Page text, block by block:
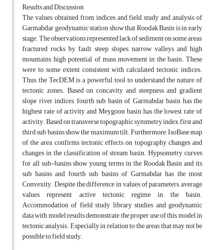
Results and Discussion
The values obtained from indices and field study and analysis of
Garmabdar geodynamic station show that Roodak Basin is in early
stage. The observations represented lack of sediment on some areas,
fractured rocks by fault, steep slopes, narrow valleys and high
mountains, high potential of mass movement in the basin. These
were to some extent consistent with calculated tectonic indices.
Thus, the TecDEM is a powerful tool to understand the nature of
tectonic zones. Based on concavity and steepness and gradient
slope river indices, fourth sub basin of Garmabdar basin has the
highest rate of activity and Meygoon basin has the lowest rate of
activity. Based on transverse topographic symmetry index, first and
third sub basins show the maximum tilt. Furthermore, IsoBase map
of the area confirms tectonic effects on topography changes and
changes in the classification of stream basin. Hypsometry curves
for all sub-basins show young terms in the Roodak Basin and its
sub basins and fourth sub basins of Garmabdar has the most
Convexity. Despite the difference in values of parameters, average
values represent active tectonic regime in the basin.
Accommodation of field study, library studies and geodynamic
data with model results demonstrate the proper use of this model in
tectonic analysis. Especially in relation to the areas that may not be
possible to field study.